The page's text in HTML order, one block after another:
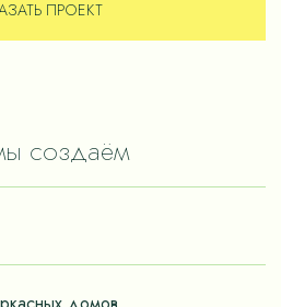
ПРОЕКТ
создаём